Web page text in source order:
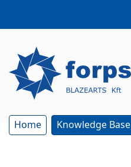
Home Knowledge Base